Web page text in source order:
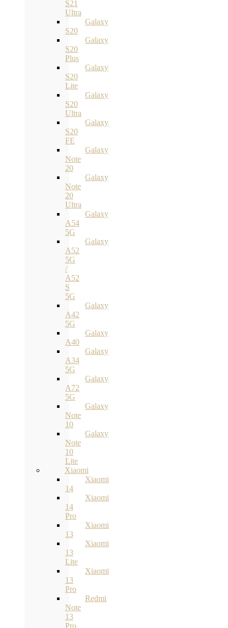
S21
Ultra
Galaxy
S20
Galaxy
S20
Plus
Galaxy
S20
Lite
Galaxy
S20
Ultra
Galaxy
S20
FE
Galaxy
Note
20
Galaxy
Note
20
Ultra
Galaxy
A54
5G
Galaxy
A52
5G
/
A52
S
5G
Galaxy
A42
5G
Galaxy
A40
Galaxy
A34
5G
Galaxy
A72
5G
Galaxy
Note
10
Galaxy
Note
10
Lite
Xiaomi
Xiaomi
14
Xiaomi
14
Pro
Xiaomi
13
Xiaomi
13
Lite
Xiaomi
13
Pro
Redmi
Note
13
Pro